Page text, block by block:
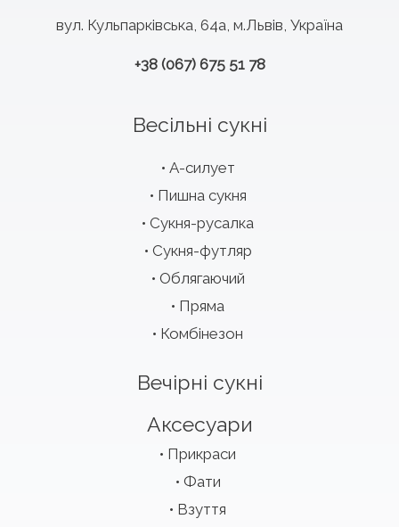
вул. Кульпарківська, 64а, м.Львів, Україна
+38 (067) 675 51 78
Весільні сукні
А-силует
Пишна сукня
Сукня-русалка
Сукня-футляр
Облягаючий
Пряма
Комбінезон
Вечірні сукні
Аксесуари
Прикраси
Фати
Взуття